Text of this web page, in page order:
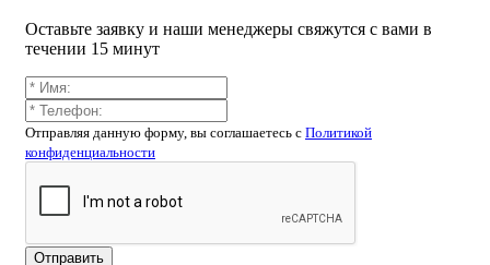
Оставьте заявку и наши менеджеры свяжутся с вами в
течении 15 минут
Отправляя данную форму, вы соглашаетесь c Политикой
конфиденциальности
Отправить